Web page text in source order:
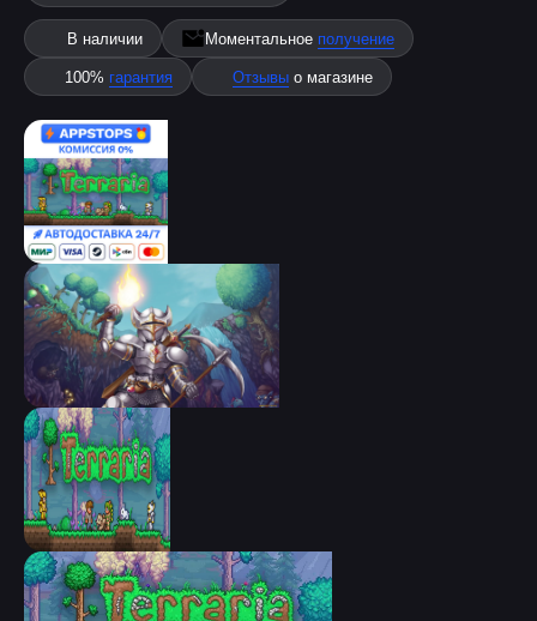
В наличии Моментальное получение
100% гарантия Отзывы о магазине